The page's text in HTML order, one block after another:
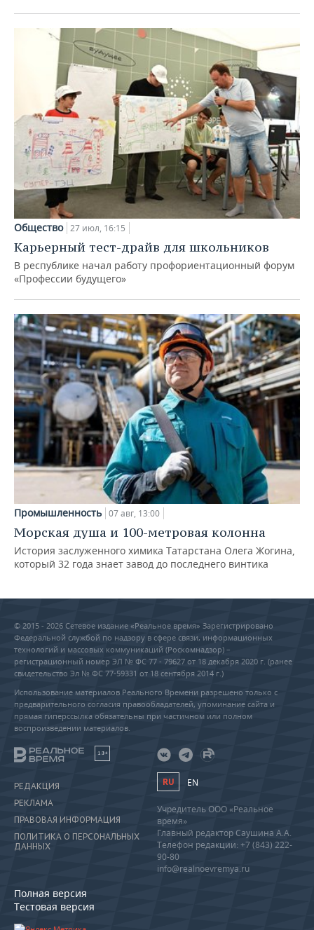
Общество 27 июл, 16:15
Карьерный тест-драйв для школьников
В республике начал работу профориентационный форум
«Профессии будущего»
Промышленность 07 авг, 13:00
Морская душа и 100-метровая колонна
История заслуженного химика Татарстана Олега Жогина,
который 32 года знает завод до последнего винтика
© 2015 - 2026 Сетевое издание «Реальное время» Зарегистрировано
Федеральной службой по надзору в сфере связи, информационных
технологий и массовых коммуникаций (Роскомнадзор) –
регистрационный номер ЭЛ № ФС 77 - 79627 от 18 декабря 2020 г. (ранее
свидетельство Эл № ФС 77-59331 от 18 сентября 2014 г.)
Использование материалов Реального Времени разрешено только с
предварительного согласия правообладателей, упоминание сайта и
прямая гиперссылка обязательны при частичном или полном
воспроизведении материалов.
18+
РЕДАКЦИЯ
РЕКЛАМА
ПРАВОВАЯ ИНФОРМАЦИЯ
ПОЛИТИКА О ПЕРСОНАЛЬНЫХ
ДАННЫХ
Полная версия
Тестовая версия
RU EN
Учредитель ООО «Реальное
время»
Главный редактор Саушина А.А.
Телефон редакции: +7 (843) 222-
90-80
info@realnoevremya.ru